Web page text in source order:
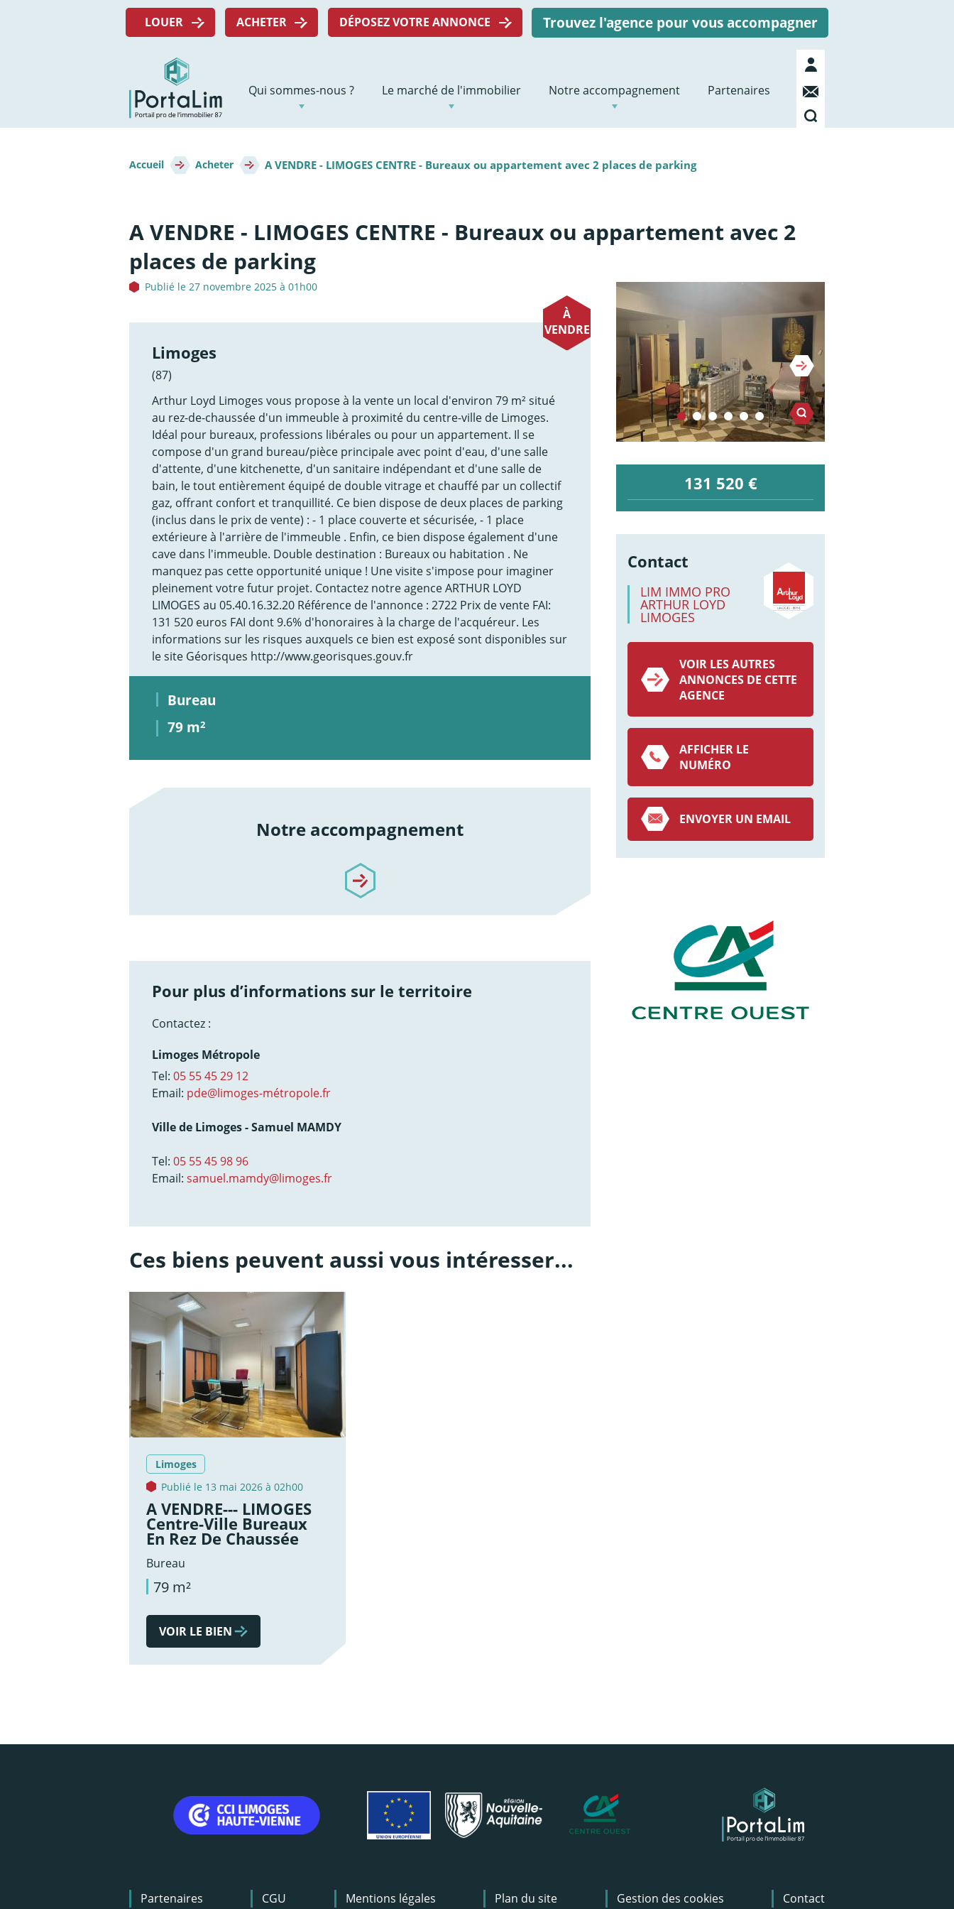
Menu
LOUER ACHETER DÉPOSEZ VOTRE ANNONCE Trouvez l'agence pour vous accompagner
Navigation
principale
Qui sommes-nous ? Le marché de l'immobilier Notre accompagnement Partenaires
Mon
compte
Contact
Recherche
d'Ariane
Accueil Acheter A VENDRE - LIMOGES CENTRE - Bureaux ou appartement avec 2 places de parking
A VENDRE - LIMOGES CENTRE - Bureaux ou appartement avec 2
places de parking
Publié le 27 novembre 2025 à 01h00
À
VENDRE
Limoges
(87)
Arthur Loyd Limoges vous propose à la vente un local d'environ 79 m² situé
au rez-de-chaussée d'un immeuble à proximité du centre-ville de Limoges.
Idéal pour bureaux, professions libérales ou pour un appartement. Il se
compose d'un grand bureau/pièce principale avec point d'eau, d'une salle
d'attente, d'une kitchenette, d'un sanitaire indépendant et d'une salle de
bain, le tout entièrement équipé de double vitrage et chauffé par un collectif
gaz, offrant confort et tranquillité. Ce bien dispose de deux places de parking
(inclus dans le prix de vente) : - 1 place couverte et sécurisée, - 1 place
extérieure à l'arrière de l'immeuble . Enfin, ce bien dispose également d'une
cave dans l'immeuble. Double destination : Bureaux ou habitation . Ne
manquez pas cette opportunité unique ! Une visite s'impose pour imaginer
pleinement votre futur projet. Contactez notre agence ARTHUR LOYD
LIMOGES au 05.40.16.32.20 Référence de l'annonce : 2722 Prix de vente FAI:
131 520 euros FAI dont 9.6% d'honoraires à la charge de l'acquéreur. Les
informations sur les risques auxquels ce bien est exposé sont disponibles sur
le site Géorisques http://www.georisques.gouv.fr
Bureau
79 m2
Notre accompagnement
/notre-accompagnement
Pour plus d’informations sur le territoire
Contactez :
Limoges Métropole
Tel: 05 55 45 29 12
Email: pde@limoges-métropole.fr
Ville de Limoges - Samuel MAMDY
Tel: 05 55 45 98 96
Email: samuel.mamdy@limoges.fr
131 520 €
Contact
LIM IMMO PRO
ARTHUR LOYD
LIMOGES
VOIR LES AUTRES
ANNONCES DE CETTE
AGENCE
AFFICHER LE
NUMÉRO
ENVOYER UN EMAIL
Ces biens peuvent aussi vous intéresser...
Limoges
Publié le 13 mai 2026 à 02h00
A VENDRE--- LIMOGES
Centre-Ville Bureaux
En Rez De Chaussée
Bureau
79 m²
VOIR LE BIEN
Menu
Partenaires CGU Mentions légales Plan du site Gestion des cookies Contact